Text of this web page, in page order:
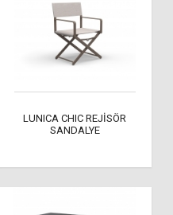
LUNICA CHIC REJİSÖR
SANDALYE